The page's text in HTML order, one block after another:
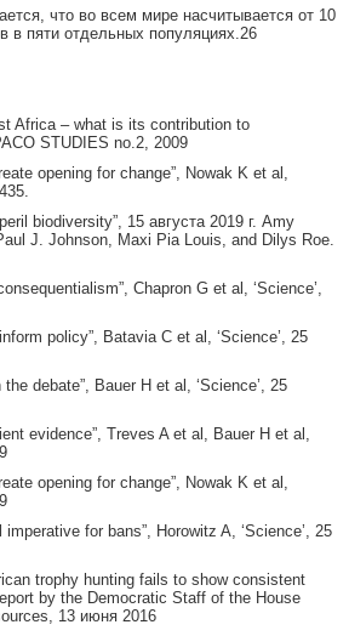
что во всем мире насчитывается от 10
в пяти отдельных популяциях.26
Africa – what is its contribution to
STUDIES no.2, 2009
opening for change”, Nowak K et al,
biodiversity”, 15 августа 2019 г. Amy
J. Johnson, Maxi Pia Louis, and Dilys Roe.
Chapron G et al, ‘Science’,
policy”, Batavia C et al, ‘Science’, 25
debate”, Bauer H et al, ‘Science’, 25
evidence”, Treves A et al, Bauer H et al,
opening for change”, Nowak K et al,
for bans”, Horowitz A, ‘Science’, 25
trophy hunting fails to show consistent
by the Democratic Staff of the House
13 июня 2016